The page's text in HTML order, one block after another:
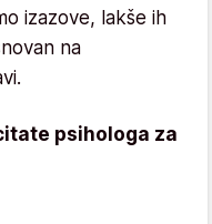
izazove, lakše ih
na
psihologa za